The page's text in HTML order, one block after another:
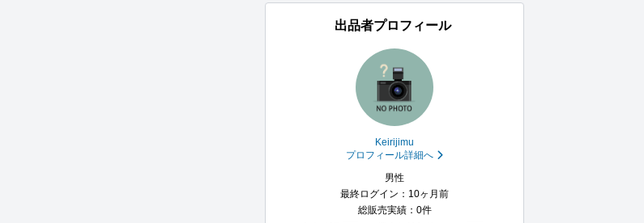
出品者プロフィール
Keirijimu
プロフィール詳細へ
男性
最終ログイン：10ヶ月前
総販売実績：0件